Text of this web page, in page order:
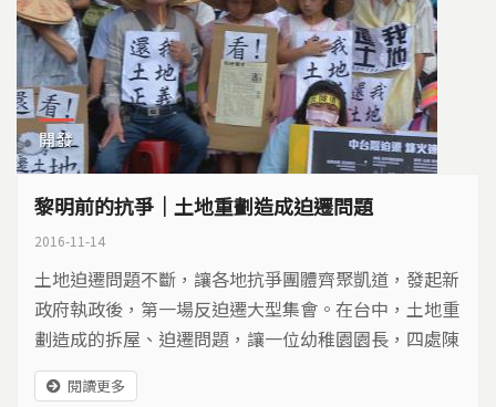
開發
黎明前的抗爭｜土地重劃造成迫遷問題
2016-11-14
土地迫遷問題不斷，讓各地抗爭團體齊聚凱道，發起新
政府執政後，第一場反迫遷大型集會。在台中，土地重
劃造成的拆屋、迫遷問題，讓一位幼稚園園長，四處陳
情抗爭，希望保住自己的幼稚園…
閱讀更多